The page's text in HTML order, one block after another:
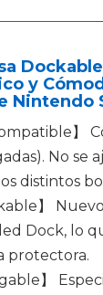
y
No se
distintos
】
Dock, lo
protectora.
】